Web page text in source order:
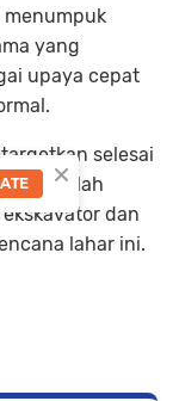
menumpuk
yang
upaya cepat
selesai
PU telah
dan
lahar ini.
×